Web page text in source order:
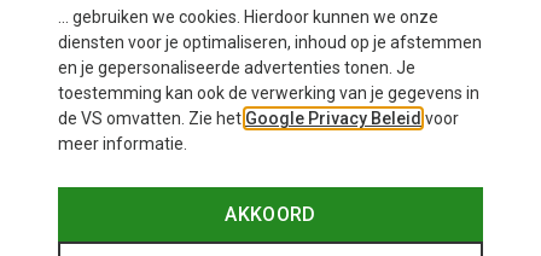
... gebruiken we cookies. Hierdoor kunnen we onze
diensten voor je optimaliseren, inhoud op je afstemmen
en je gepersonaliseerde advertenties tonen. Je
toestemming kan ook de verwerking van je gegevens in
de VS omvatten. Zie het Google Privacy Beleid voor
meer informatie.
AKKOORD